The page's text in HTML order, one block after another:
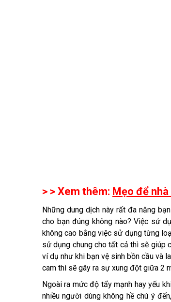
> > Xem thêm: Mẹo để
Những dung dịch này rất đa năng
cho bạn đúng không nào? Việc sử
không cao bằng việc sử dụng từng
sử dụng chung cho tất cả thì sẽ giúp
ví dụ như khi bạn vệ sinh bồn cầu và
cam thì sẽ gây ra sự xung đột giữa 2
Ngoài ra mức độ tẩy mạnh hay yếu
nhiều người dùng không hề chú ý